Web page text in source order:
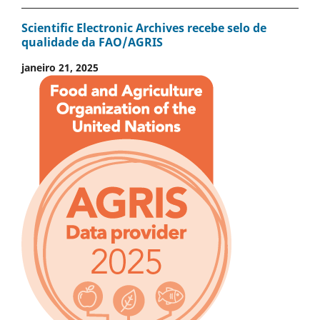
Scientific Electronic Archives recebe selo de
qualidade da FAO/AGRIS
janeiro 21, 2025